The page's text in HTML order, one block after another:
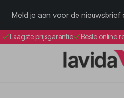
Meld je aan voor de nieuwsbrief
Laagste prijsgarantie Beste online